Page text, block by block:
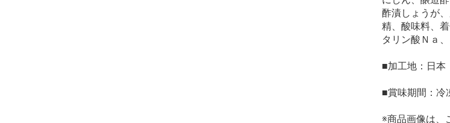
酢漬しょうが
精、酸味料、
タリン酸Ｎａ
■加工地：日本
■賞味期間：冷
※商品画像は、